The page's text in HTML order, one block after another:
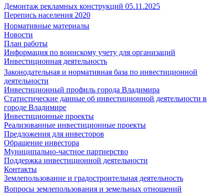
Демонтаж рекламных конструкций 05.11.2025
Перепись населения 2020
Нормативные материалы
Новости
План работы
Информация по воинскому учету для организаций
Инвестиционная деятельность
Законодательная и нормативная база по инвестиционной
деятельности
Инвестиционный профиль города Владимира
Статистические данные об инвестиционной деятельности в
городе Владимире
Инвестиционные проекты
Реализованные инвестиционные проекты
Предложения для инвесторов
Обращение инвестора
Муниципально-частное партнерство
Поддержка инвестиционной деятельности
Контакты
Землепользование и градостроительная деятельность
Вопросы землепользования и земельных отношений